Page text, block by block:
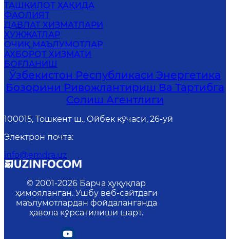
ТАШКИЛОТ ҲАҚИДА
ФАОЛИЯТ
ДАВЛАТ ХИЗМАТЛАРИ
ҲУЖЖАТЛАР
ОЧИҚ МАЪЛУМОТЛАР
АХБОРОТ ХИЗМАТИ
БОҒЛАНИШ
Ўзбекистон Республикаси Энергетика
Бозорини Ривожлантириш Ва Тартибга
Солиш Агентлиги
100015, Тошкент ш., Ойбек кўчаси, 26-уй
Электрон почта:
info@emdra.uz
© 2001-2026 Барча ҳуқуқлар
ҳимояланган. Ушбу веб-сайтдаги
маълумотлардан фойдаланганда
ҳавола кўрсатилиши шарт.